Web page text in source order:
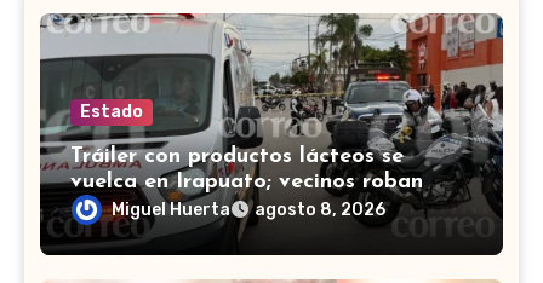
Estado
Tráiler con productos lácteos se
vuelca en Irapuato; vecinos roban
carga en lugar de auxiliar a heridos
Miguel Huerta agosto 8, 2026